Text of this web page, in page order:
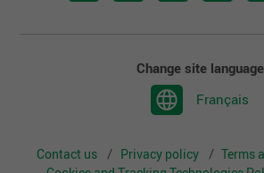
Change site language
Français
Contact us Privacy policy
Terms